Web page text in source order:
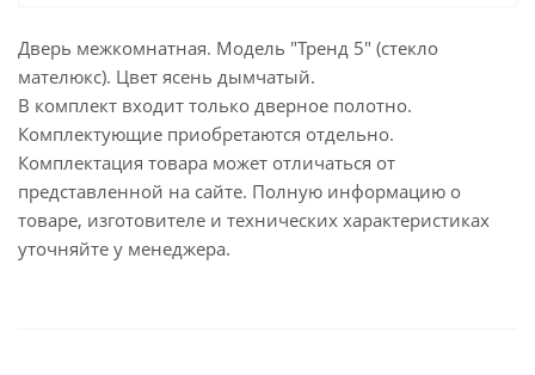
Дверь межкомнатная. Модель "Тренд 5" (стекло
мателюкс). Цвет ясень дымчатый.
В комплект входит только дверное полотно.
Комплектующие приобретаются отдельно.
Комплектация товара может отличаться от
представленной на сайте. Полную информацию о
товаре, изготовителе и технических характеристиках
уточняйте у менеджера.